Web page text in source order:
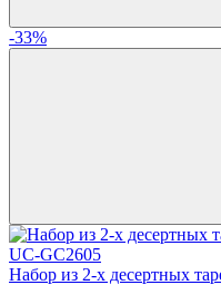
-33%
UC-GC2605
Набор из 2-х десертных